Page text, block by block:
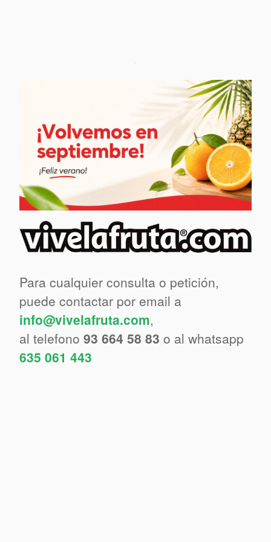
Para cualquier consulta o petición,
puede contactar por email a
info@vivelafruta.com,
al telefono 93 664 58 83 o al whatsapp
635 061 443